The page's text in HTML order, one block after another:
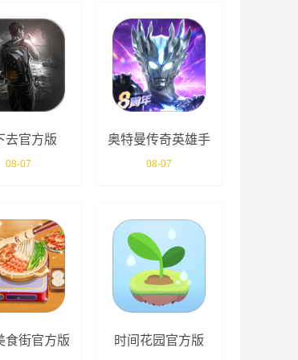
去官方版
08-07
奥特曼传奇英雄手
游
08-07
食街官方版 时间花园官方版